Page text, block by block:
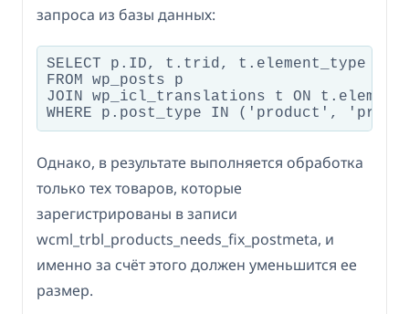
запроса из базы данных:
SELECT p.ID, t.trid, t.element_type
FROM wp_posts p
JOIN wp_icl_translations t ON
WHERE p.post_type IN ('product',
Однако, в результате выполняется обработка
только тех товаров, которые
зарегистрированы в записи
wcml_trbl_products_needs_fix_postmeta, и
именно за счёт этого должен уменьшится ее
размер.